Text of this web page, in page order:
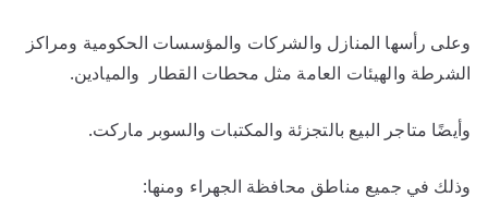
وعلى رأسها المنازل والشركات والمؤسسات الحكومية ومراكز
الشرطة والهيئات العامة مثل محطات القطار والميادين.
وأيضًا متاجر البيع بالتجزئة والمكتبات والسوبر ماركت.
وذلك في جميع مناطق محافظة الجهراء ومنها: